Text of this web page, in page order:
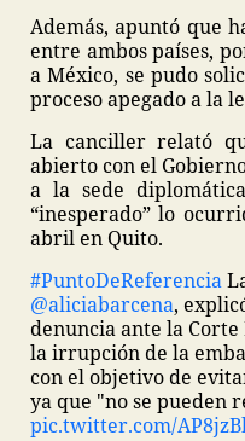
Además, apuntó que
entre ambos países,
a México, se pudo
proceso apegado a la
La canciller relató
abierto con el
a la sede
“inesperado” lo
abril en Quito.
#PuntoDeReferencia
@aliciabarcena,
denuncia ante la
la irrupción de la
con el objetivo de
ya que "no se pueden
pic.twitter.com/